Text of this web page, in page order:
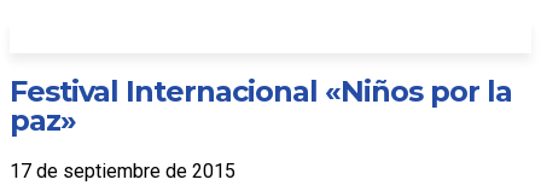
Festival Internacional «Niños por la
paz»
17 de septiembre de 2015